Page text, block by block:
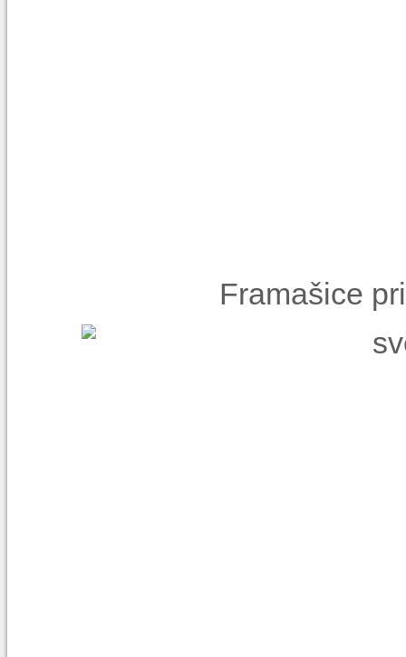
Framašice